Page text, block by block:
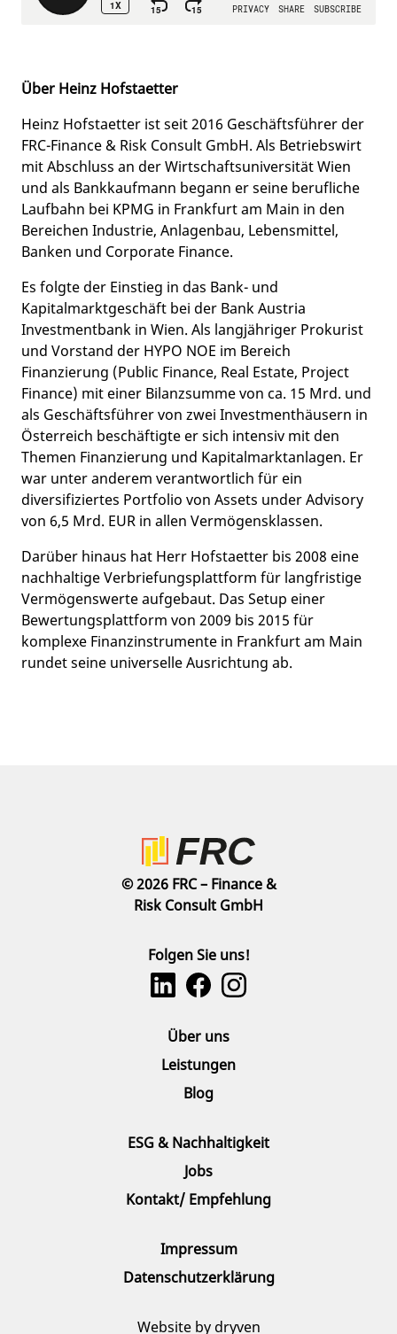
Über Heinz Hofstaetter
Heinz Hofstaetter ist seit 2016 Geschäftsführer der
FRC-Finance & Risk Consult GmbH. Als Betriebswirt
mit Abschluss an der Wirtschaftsuniversität Wien
und als Bankkaufmann begann er seine berufliche
Laufbahn bei KPMG in Frankfurt am Main in den
Bereichen Industrie, Anlagenbau, Lebensmittel,
Banken und Corporate Finance.
Es folgte der Einstieg in das Bank- und
Kapitalmarktgeschäft bei der Bank Austria
Investmentbank in Wien. Als langjähriger Prokurist
und Vorstand der HYPO NOE im Bereich
Finanzierung (Public Finance, Real Estate, Project
Finance) mit einer Bilanzsumme von ca. 15 Mrd. und
als Geschäftsführer von zwei Investmenthäusern in
Österreich beschäftigte er sich intensiv mit den
Themen Finanzierung und Kapitalmarktanlagen. Er
war unter anderem verantwortlich für ein
diversifiziertes Portfolio von Assets under Advisory
von 6,5 Mrd. EUR in allen Vermögensklassen.
Darüber hinaus hat Herr Hofstaetter bis 2008 eine
nachhaltige Verbriefungsplattform für langfristige
Vermögenswerte aufgebaut. Das Setup einer
Bewertungsplattform von 2009 bis 2015 für
komplexe Finanzinstrumente in Frankfurt am Main
rundet seine universelle Ausrichtung ab.
© 2026 FRC – Finance &
Risk Consult GmbH
Folgen Sie uns!
Über uns
Leistungen
Blog
ESG & Nachhaltigkeit
Jobs
Kontakt/ Empfehlung
Impressum
Datenschutzerklärung
Website by dryven